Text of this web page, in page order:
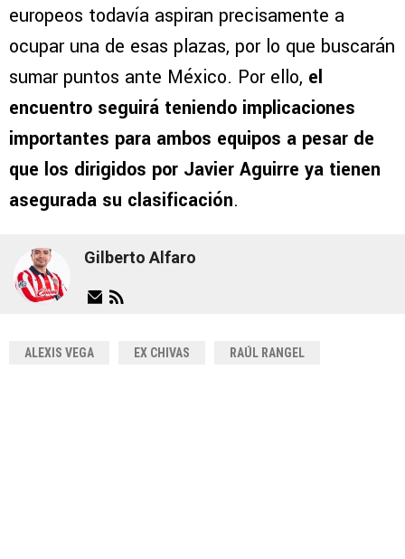
europeos todavía aspiran precisamente a
ocupar una de esas plazas, por lo que buscarán
sumar puntos ante México. Por ello, el
encuentro seguirá teniendo implicaciones
importantes para ambos equipos a pesar de
que los dirigidos por Javier Aguirre ya tienen
asegurada su clasificación.
Gilberto Alfaro
ALEXIS VEGA EX CHIVAS RAÚL RANGEL